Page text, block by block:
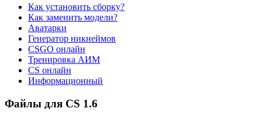
Как установить сборку?
Как заменить модели?
Аватарки
Генератор никнеймов
CSGO онлайн
Тренировка АИМ
CS онлайн
Информационный
Файлы для CS 1.6